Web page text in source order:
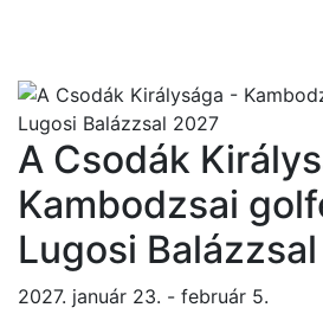
A Csodák
Kambodzsai
Lugosi
2027. január 23. - február 5.